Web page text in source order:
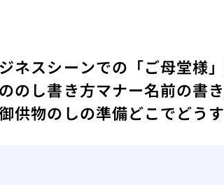
ネスシーンでの「ご母堂様
のし書き方マナー名前の書
供物のしの準備どこでどう